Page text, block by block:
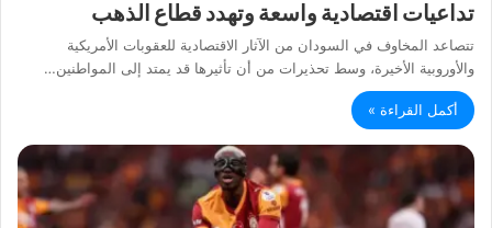
تداعيات اقتصادية واسعة وتهدد قطاع الذهب
تتصاعد المخاوف في السودان من الآثار الاقتصادية للعقوبات الأمريكية
والأوروبية الأخيرة، وسط تحذيرات من أن تأثيرها قد يمتد إلى المواطنين…
أكمل القراءة »